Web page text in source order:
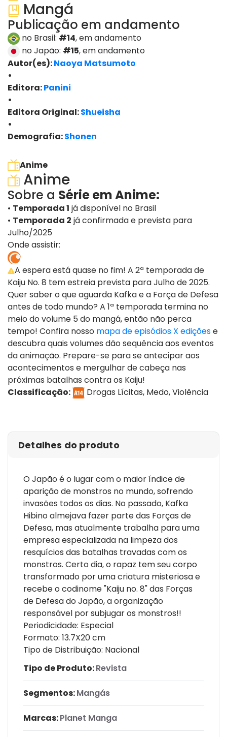
Mangá
Publicação em andamento
no Brasil: #14, em andamento
no Japão: #15, em andamento
Autor(es):Naoya Matsumoto
•
Editora:Panini
•
Editora Original:Shueisha
•
Demografia:Shonen
Anime
Anime
Sobre a Série em Anime:
• Temporada 1 já disponível no Brasil
• Temporada 2 já confirmada e prevista para
Julho/2025
Onde assistir:
A espera está quase no fim! A 2ª temporada de
Kaiju No. 8 tem estreia prevista para Julho de 2025.
Quer saber o que aguarda Kafka e a Força de Defesa
antes de todo mundo? A 1ª temporada termina no
meio do volume 5 do mangá, então não perca
tempo! Confira nosso mapa de episódios X ediçõese
descubra quais volumes dão sequência aos eventos
da animação. Prepare-se para se antecipar aos
acontecimentos e mergulhar de cabeça nas
próximas batalhas contra os Kaiju!
Classificação:
Drogas Lícitas, Medo, Violência
Detalhes do produto
O Japão é o lugar com o maior índice de
aparição de monstros no mundo, sofrendo
invasões todos os dias. No passado, Kafka
Hibino almejava fazer parte das Forças de
Defesa, mas atualmente trabalha para uma
empresa especializada na limpeza dos
resquícios das batalhas travadas com os
monstros. Certo dia, o rapaz tem seu corpo
transformado por uma criatura misteriosa e
recebe o codinome "Kaiju no. 8" das Forças
de Defesa do Japão, a organização
responsável por subjugar os monstros!!
Periodicidade: Especial
Formato: 13.7X20 cm
Tipo de Distribuição: Nacional
Tipo de Produto:Revista
Segmentos:Mangás
Marcas:Planet Manga